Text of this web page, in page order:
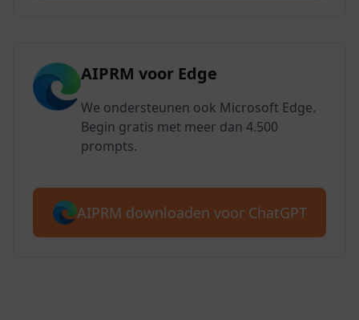
AIPRM voor Edge
We ondersteunen ook Microsoft Edge.
Begin gratis met meer dan 4.500
prompts.
AIPRM downloaden voor ChatGPT